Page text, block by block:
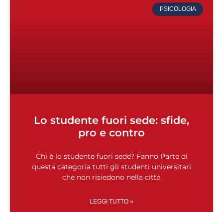
PSICOLOGIA
Lo studente fuori sede: sfide,
pro e contro
Chi è lo studente fuori sede? Fanno Parte di
questa categoria tutti gli studenti universitari
che non risiedono nella città
LEGGI TUTTO »